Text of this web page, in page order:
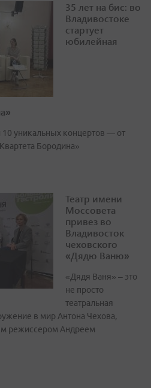
35 лет на бис: во
Владивостоке
стартует
юбилейная
уникальных концертов — от
Бородина»
Театр имени
Моссовета
привез во
Владивосток
чеховского
«Дядю Ваню»
«Дядя Ваня» – это
не просто
театральная
в мир Антона Чехова,
режиссером Андреем